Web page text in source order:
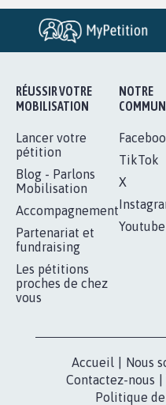
RÉUSSIR VOTRE
MOBILISATION
Lancer votre
pétition
Blog - Parlons
Mobilisation
Accompagnement
Partenariat et
fundraising
Les pétitions
proches de chez
vous
NOTRE
TikTok
X
Youtube
Accueil Nous
Contactez-nous
Politique